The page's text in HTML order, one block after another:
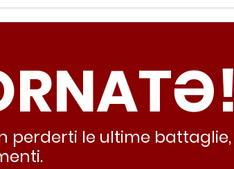
Termovalorizzatore,
Colucci (Radicali Roma):
lasciando al caos e
all’abusivismo”
perderti le ultime battaglie,